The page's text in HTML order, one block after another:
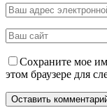
Сохраните мое
этом браузере для